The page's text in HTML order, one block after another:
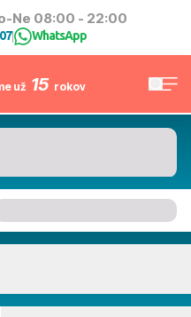
Ne 08:00 - 22:00
| WhatsApp
už 15 rokov